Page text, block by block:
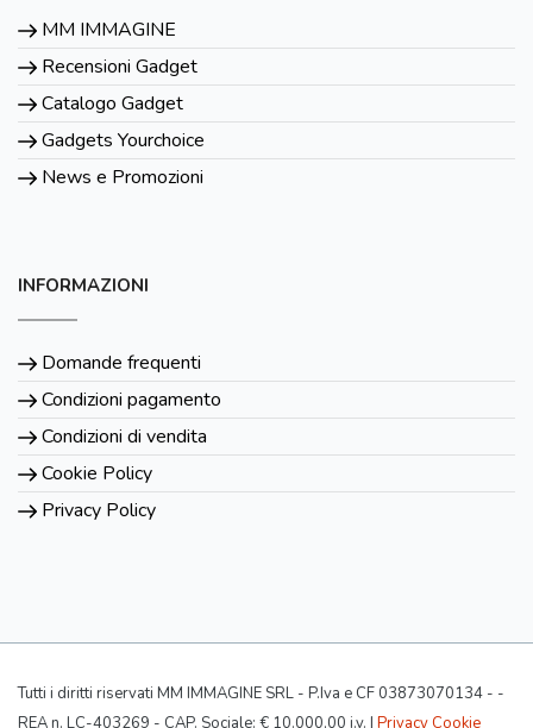
MM IMMAGINE
Recensioni Gadget
Catalogo Gadget
Gadgets Yourchoice
News e Promozioni
INFORMAZIONI
Domande frequenti
Condizioni pagamento
Condizioni di vendita
Cookie Policy
Privacy Policy
Tutti i diritti riservati MM IMMAGINE SRL - P.Iva e CF 03873070134 - -
REA n. LC-403269 - CAP. Sociale: € 10.000,00 i.v. | Privacy Cookie